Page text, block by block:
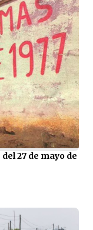
27 de mayo de